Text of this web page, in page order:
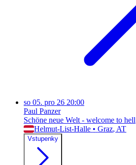
so 05. pro 26 20:00
Paul Panzer
Schöne neue Welt - welcome to hell
Helmut-List-Halle • Graz, AT
Vstupenky